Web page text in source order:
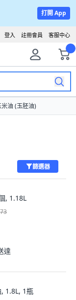
打開 App
客服中心
註冊會員
登入
米油 (玉胚油)
篩選器
, 1.18L
達
1.8L, 1瓶